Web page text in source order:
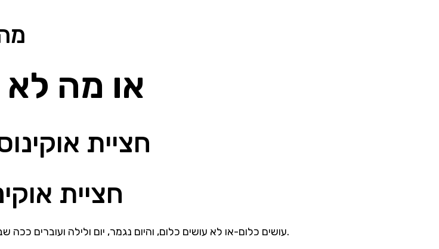
או מה
חציית אוקינוס
חציית
עושים כלום-או לא עושים כלום, והיום נגמר, יום ולילה ועוברים ככה שבועיים ,או 15 יום ולא הספקתי לעשות את מה שתכננתי.